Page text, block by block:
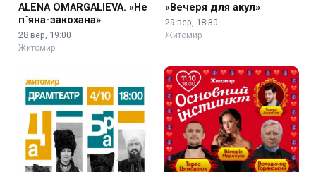
ALENA OMARGALIEVA. «Не
п`яна-закохана»
28 вер, 19:00
Житомир
«Вечеря для акул»
29 вер, 18:30
Житомир